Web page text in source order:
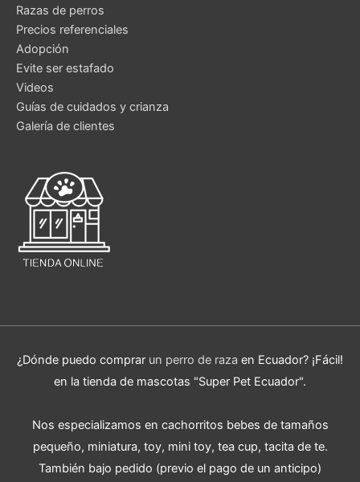
Razas de perros
Precios referenciales
Adopción
Evite ser estafado
Videos
Guías de cuidados y crianza
Galería de clientes
¿Dónde puedo comprar un perro de raza en Ecuador? ¡Fácil!
en la tienda de mascotas "Super Pet Ecuador".
Nos especializamos en cachorritos bebes de tamaños
pequeño, miniatura, toy, mini toy, tea cup, tacita de te.
También bajo pedido (previo el pago de un anticipo)